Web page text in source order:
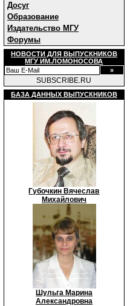
Досуг
Образование
Издательство МГУ
Форумы
НОВОСТИ ДЛЯ ВЫПУСКНИКОВ
МГУ ИМ.ЛОМОНОСОВА
SUBSCRIBE.RU
БАЗА ДАННЫХ ВЫПУСКНИКОВ
Губочкин Вячеслав
Михайлович
Шульга Марина
Александровна